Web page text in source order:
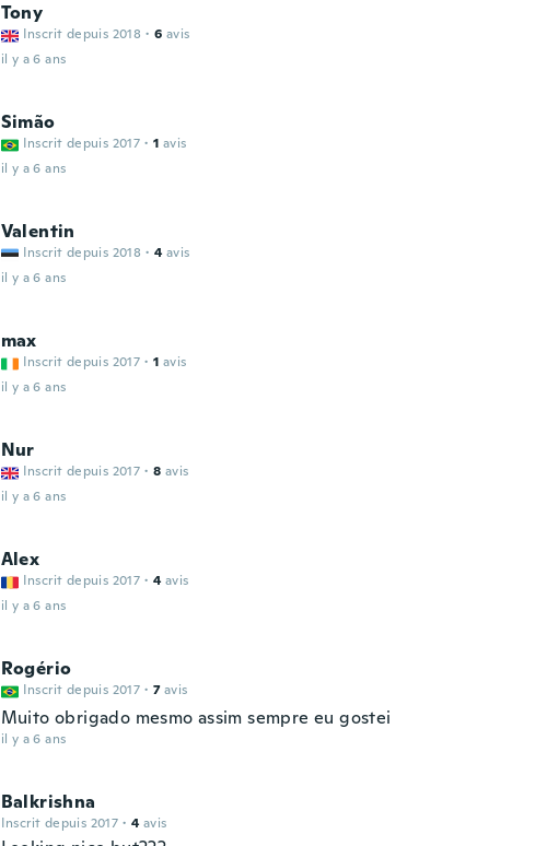
Tony
Inscrit depuis 2018 · 6 avis
il y a 6 ans
Simão
Inscrit depuis 2017 · 1 avis
il y a 6 ans
Valentin
Inscrit depuis 2018 · 4 avis
il y a 6 ans
max
Inscrit depuis 2017 · 1 avis
il y a 6 ans
Nur
Inscrit depuis 2017 · 8 avis
il y a 6 ans
Alex
Inscrit depuis 2017 · 4 avis
il y a 6 ans
Rogério
Inscrit depuis 2017 · 7 avis
Muito obrigado mesmo assim sempre eu gostei
il y a 6 ans
Balkrishna
Inscrit depuis 2017 · 4 avis